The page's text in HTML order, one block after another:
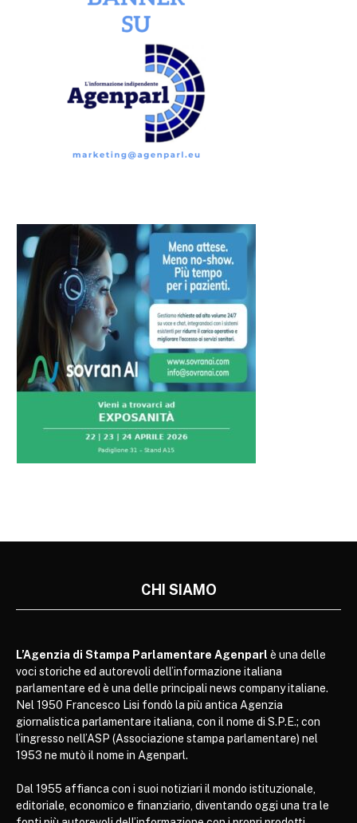
CHI SIAMO
L’Agenzia di Stampa Parlamentare Agenparl è una delle
voci storiche ed autorevoli dell’informazione italiana
parlamentare ed è una delle principali news company italiane.
Nel 1950 Francesco Lisi fondò la più antica Agenzia
giornalistica parlamentare italiana, con il nome di S.P.E.; con
l’ingresso nell’ASP (Associazione stampa parlamentare) nel
1953 ne mutò il nome in Agenparl.
Dal 1955 affianca con i suoi notiziari il mondo istituzionale,
editoriale, economico e finanziario, diventando oggi una tra le